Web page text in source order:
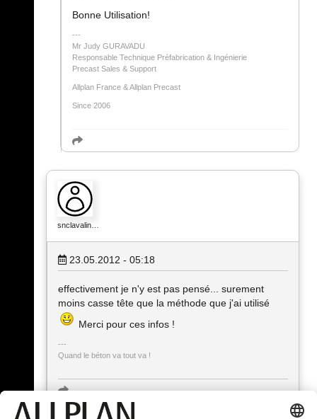
Bonne Utilisation!
Mr Judy GURAVADU
Responsable Technique Préfabrication & Ingénierie
Precast Sales & Support
Allplan France & Allplan Precast
Since 2006
snclavalin…
23.05.2012 - 05:18
effectivement je n'y est pas pensé... surement
moins casse tête que la méthode que j'ai utilisé
Merci pour ces infos !
Quand le béton va tout va !